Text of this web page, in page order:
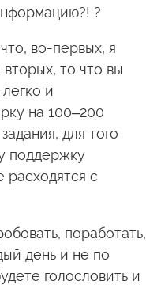
?
во-первых, я
вторых, то что вы
и
на 100–200
для того
поддержку
с
поработать,
день и не по
голословить и